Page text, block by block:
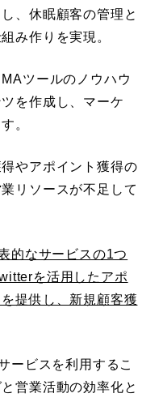
、休眠顧客の管理と
み作りを実現。
ツールのノウハウ
を作成し、マーケ
。
やアポイント獲得の
リソースが不足して
的なサービスの1つ
を活用したアポ
提供し、新規顧客獲
ービスを利用するこ
営業活動の効率化と